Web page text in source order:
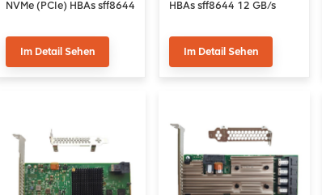
NVMe (PCIe) HBAs sff8644
Im Detail Sehen
HBAs sff8644 12 GB/s
Im Detail Sehen